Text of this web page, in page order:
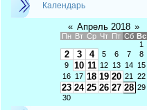
Календарь
« Апрель 2018 »
Пн Вт Ср Чт Пт Сб Вс
1
2 3 4 5 6 7
8
9
10 11 12 13 14
15
16
17 18 19 20 21 22
23 24 25 26 27 28 29
30